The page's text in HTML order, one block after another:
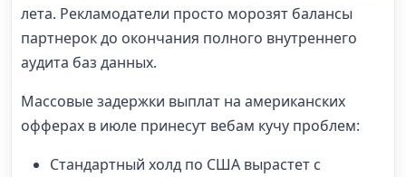
лета. Рекламодатели просто морозят балансы
партнерок до окончания полного внутреннего
аудита баз данных.
Массовые задержки выплат на американских
офферах в июле принесут вебам кучу проблем:
Стандартный холд по США вырастет с